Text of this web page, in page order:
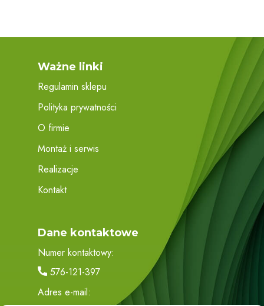
Ważne linki
Regulamin sklepu
Polityka prywatności
O firmie
Montaż i serwis
Realizacje
Kontakt
Dane kontaktowe
Numer kontaktowy:
576-121-397
Adres e-mail: